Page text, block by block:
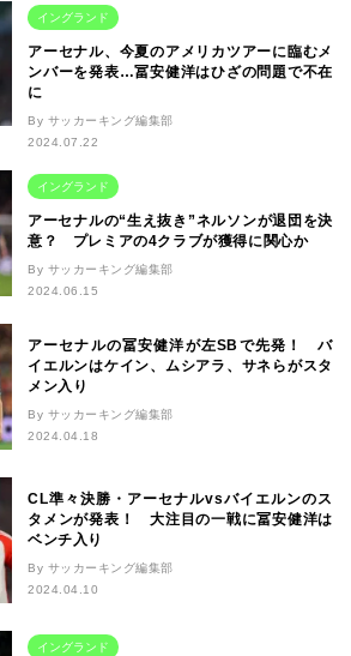
イングランド
アーセナル、今夏のアメリカツアーに臨むメ
ンバーを発表…冨安健洋はひざの問題で不在
に
By サッカーキング編集部
2024.07.22
イングランド
アーセナルの“生え抜き”ネルソンが退団を決
意？ プレミアの4クラブが獲得に関心か
By サッカーキング編集部
2024.06.15
アーセナルの冨安健洋が左SBで先発！ バ
イエルンはケイン、ムシアラ、サネらがスタ
メン入り
By サッカーキング編集部
2024.04.18
CL準々決勝・アーセナルvsバイエルンのス
タメンが発表！ 大注目の一戦に冨安健洋は
ベンチ入り
By サッカーキング編集部
2024.04.10
イングランド